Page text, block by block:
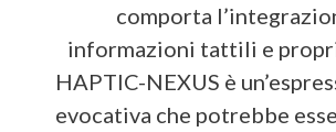
comporta
informazioni tattili e
HAPTIC-NEXUS è
evocativa che potrebbe